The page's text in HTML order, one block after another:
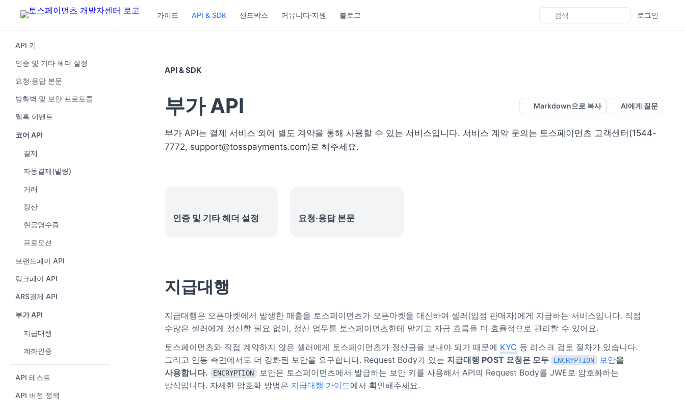
가이드 API & SDK 샌드박스 커뮤니티·지원 블로그 로그인
API 키
인증 및 기타 헤더 설정
요청·응답 본문
방화벽 및 보안 프로토콜
웹훅 이벤트
코어 API
결제
자동결제(빌링)
거래
정산
현금영수증
프로모션
브랜드페이 API
링크페이 API
ARS결제 API
부가 API
지급대행
계좌인증
API 테스트
API 버전 정책
API & SDK
부가 API Markdown으로 복사 AI에게 질문
부가 API는 결제 서비스 외에 별도 계약을 통해 사용할 수 있는 서비스입니다. 서비스 계약 문의는 토스페이먼츠 고객센터(1544-
7772, support@tosspayments.com)로 해주세요.
인증 및 기타 헤더 설정 요청·응답 본문
지급대행
지급대행은 오픈마켓에서 발생한 매출을 토스페이먼츠가 오픈마켓을 대신하여 셀러(입점 판매자)에게 지급하는 서비스입니다. 직접
수많은 셀러에게 정산할 필요 없이, 정산 업무를 토스페이먼츠한테 맡기고 자금 흐름을 더 효율적으로 관리할 수 있어요.
토스페이먼츠와 직접 계약하지 않은 셀러에게 토스페이먼츠가 정산금을 보내야 되기 때문에 KYC 등 리스크 검토 절차가 있습니다.
그리고 연동 측면에서도 더 강화된 보안을 요구합니다. Request Body가 있는 지급대행 POST 요청은 모두 ENCRYPTION 보안을
사용합니다.
ENCRYPTION 보안은 토스페이먼츠에서 발급하는 보안 키를 사용해서 API의 Request Body를 JWE로 암호화하는
방식입니다. 자세한 암호화 방법은 지급대행 가이드에서 확인해주세요.